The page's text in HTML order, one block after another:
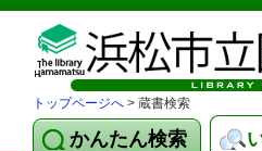
トップページへ > 蔵書検索
かんたん検索